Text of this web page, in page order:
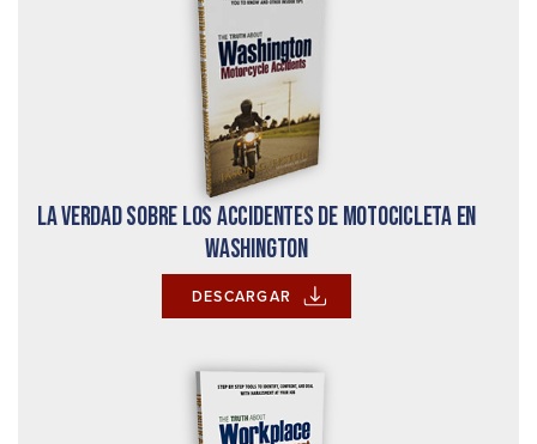
La verdad sobre los accidentes de motocicleta en
Washington
DESCARGAR